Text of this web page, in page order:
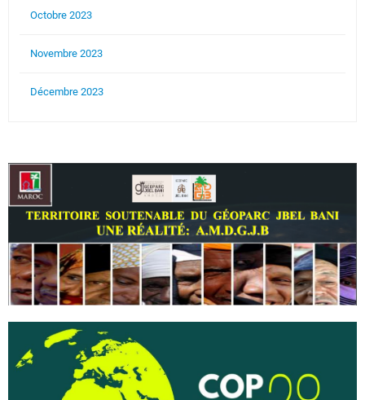
Octobre 2023
Novembre 2023
Décembre 2023